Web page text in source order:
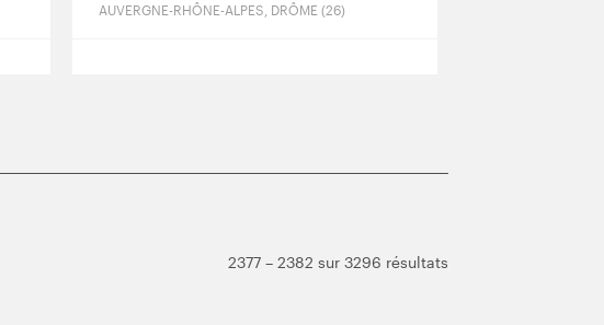
AUVERGNE-RHÔNE-ALPES, DRÔME (26)
2377 – 2382 sur 3296 résultats